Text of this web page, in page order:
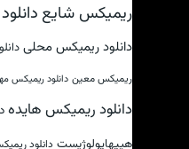
ریمیکس شایع
دانلود ریمیکس محلی
ریمیکس معین دانلود ریمیکس
دانلود ریمیکس هایده
هیپهاپولوژیست دانلود